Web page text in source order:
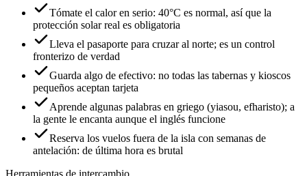
Tómate el calor en serio: 40°C es normal, así que la
protección solar real es obligatoria
Lleva el pasaporte para cruzar al norte; es un control
fronterizo de verdad
Guarda algo de efectivo: no todas las tabernas y kioscos
pequeños aceptan tarjeta
Aprende algunas palabras en griego (yiasou, efharisto); a
la gente le encanta aunque el inglés funcione
Reserva los vuelos fuera de la isla con semanas de
antelación: de última hora es brutal
Herramientas de intercambio